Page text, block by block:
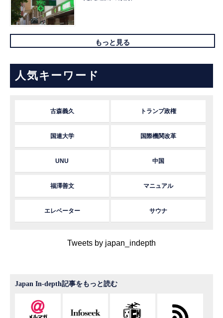
もっと見る
人気キーワード
古森義久 トランプ政権
国連大学 国際機関改革
UNU 中国
福澤善文 マニュアル
エレベーター サウナ
Tweets by japan_indepth
Japan In-depth記事をもっと読む